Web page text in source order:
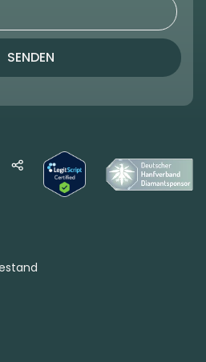
SENDEN